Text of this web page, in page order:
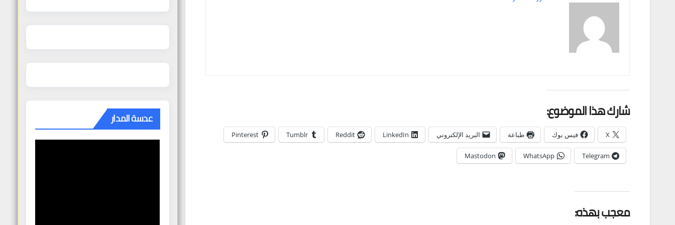
شارك هذا الموضوع:
X فيس بوك طباعة البريد الإلكتروني LinkedIn
Reddit
Tumblr
Pinterest
Telegram
WhatsApp
Mastodon
معجب بهذه:
عدسة المدار